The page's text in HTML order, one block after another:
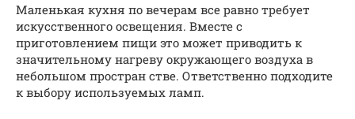
Маленькая кухня по вечерам все равно требует
искусственного освещения. Вместе с
приготовлением пищи это может приводить к
значительному нагреву окружающего воздуха в
небольшом простран стве. Ответственно подходите
к выбору используемых ламп.